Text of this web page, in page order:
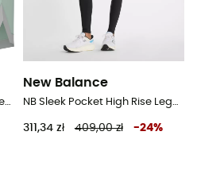
Athletics Run Short 3" - Spodenki do biegania damskie
New Balance
NB Sleek Pocket High Rise Legging 27" - Legginsy do biegania damskie
311,34 zł 409,00 zł -24%